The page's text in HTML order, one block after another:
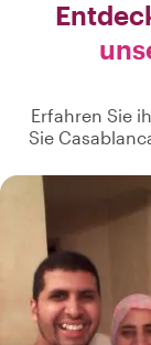
Erfahren Sie
Sie